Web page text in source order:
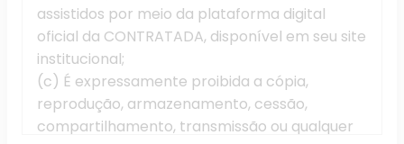
assistidos por meio da plataforma digital
oficial da CONTRATADA, disponível em seu site
institucional;
(c) É expressamente proibida a cópia,
reprodução, armazenamento, cessão,
compartilhamento, transmissão ou qualquer